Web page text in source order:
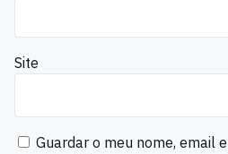
Site
Guardar o meu nome, email